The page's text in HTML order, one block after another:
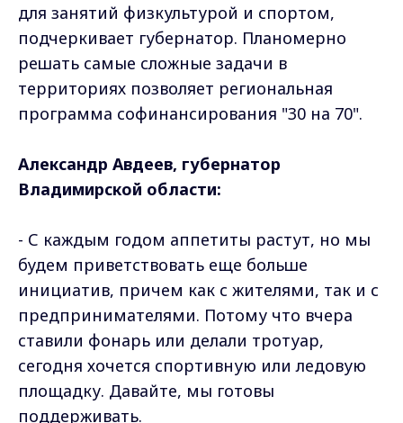
для занятий физкультурой и спортом,
подчеркивает губернатор. Планомерно
решать самые сложные задачи в
территориях позволяет региональная
программа софинансирования "30 на 70".
Александр Авдеев, губернатор
Владимирской области:
- С каждым годом аппетиты растут, но мы
будем приветствовать еще больше
инициатив, причем как с жителями, так и с
предпринимателями. Потому что вчера
ставили фонарь или делали тротуар,
сегодня хочется спортивную или ледовую
площадку. Давайте, мы готовы
поддерживать.